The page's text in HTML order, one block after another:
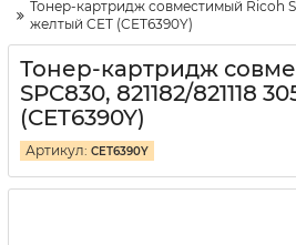
Тонер-картридж совместимый Ricoh
желтый CET (CET6390Y)
Тонер-картридж
SPC830, 821182/821118
(CET6390Y)
Артикул: CET6390Y